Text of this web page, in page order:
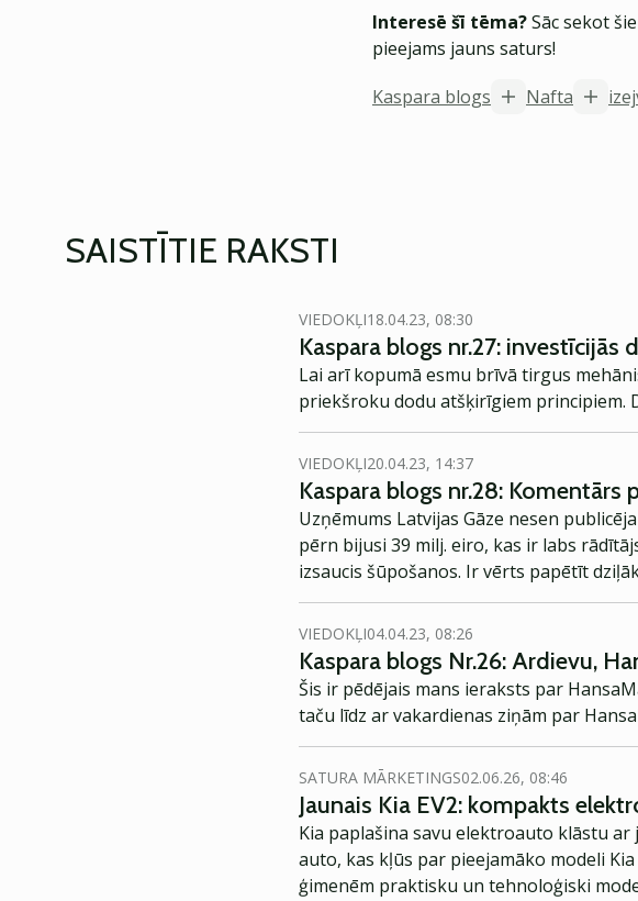
Interesē šī tēma?Sāc sekot
pieejams jauns saturs!
Kaspara blogs
Nafta
SAISTĪTIE RAKSTI
VIEDOKĻI18.04.23, 08:30
Kaspara blogs nr.27:
Lai arī kopumā esmu brīvā tirgus
priekšroku dodu atšķirīgiem principiem.
VIEDOKĻI20.04.23, 14:37
Kaspara blogs nr.28:
Uzņēmums Latvijas Gāze nesen
pērn bijusi 39 milj. eiro, kas ir labs
izsaucis šūpošanos. Ir vērts papētīt
augstāks nekā gadu iepriekš.
VIEDOKĻI04.04.23, 08:26
Kaspara blogs Nr.26: Ardievu,
Šis ir pēdējais mans ieraksts par
taču līdz ar vakardienas ziņām par
SATURA MĀRKETINGS02.06.26, 08:46
Jaunais Kia EV2: kompakts
Kia paplašina savu elektroauto klāstu
auto, kas kļūs par pieejamāko modeli
ģimenēm praktisku un tehnoloģiski